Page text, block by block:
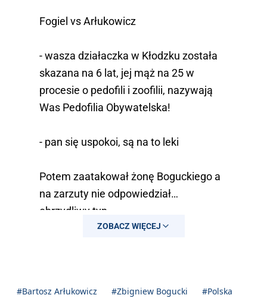
Fogiel vs Arłukowicz
- wasza działaczka w Kłodzku została
skazana na 6 lat, jej mąż na 25 w
procesie o pedofili i zoofilii, nazywają
Was Pedofilia Obywatelska!
- pan się uspokoi, są na to leki
Potem zaatakował żonę Boguckiego a
na zarzuty nie odpowiedział…
obrzydliwy typ
pic.twitter.com/NMRYm9iy9v
ZOBACZ WIĘCEJ
#Bartosz Arłukowicz #Zbigniew Bogucki
#Polska